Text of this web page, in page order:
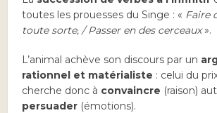
toutes les prouesses du Singe : « Faire
toute sorte, / Passer en des cerceaux».
L’animal achève son discours par un
rationnel et matérialiste : celui du
cherche donc à convaincre (raison)
persuader (émotions).